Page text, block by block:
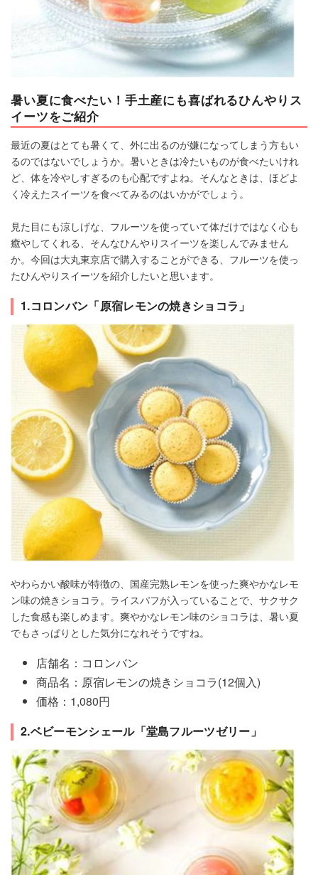
暑い夏に食べたい！手土産にも喜ばれるひんやりス
イーツをご紹介
最近の夏はとても暑くて、外に出るのが嫌になってしまう方もい
るのではないでしょうか。暑いときは冷たいものが食べたいけれ
ど、体を冷やしすぎるのも心配ですよね。そんなときは、ほどよ
く冷えたスイーツを食べてみるのはいかがでしょう。
見た目にも涼しげな、フルーツを使っていて体だけではなく心も
癒やしてくれる、そんなひんやりスイーツを楽しんでみません
か。今回は大丸東京店で購入することができる、フルーツを使っ
たひんやりスイーツを紹介したいと思います。
1.コロンバン「原宿レモンの焼きショコラ」
やわらかい酸味が特徴の、国産完熟レモンを使った爽やかなレモ
ン味の焼きショコラ。ライスパフが入っていることで、サクサク
した食感も楽しめます。爽やかなレモン味のショコラは、暑い夏
でもさっぱりとした気分になれそうですね。
店舗名：コロンバン
商品名：原宿レモンの焼きショコラ(12個入)
価格：1,080円
2.ベビーモンシェール「堂島フルーツゼリー」